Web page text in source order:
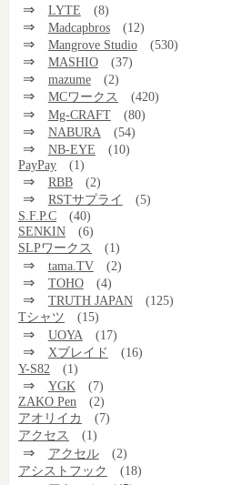
⇒ LYTE (8)
⇒ Madcapbros (12)
⇒ Mangrove Studio (530)
⇒ MASHIO (37)
⇒ mazume (2)
⇒ MCワークス (420)
⇒ Mg-CRAFT (80)
⇒ NABURA (54)
⇒ NB-EYE
(10)
PayPay
(1)
⇒ RBB (2)
⇒ RSTサプライ
(5)
S.F.P.C
(40)
SENKIN
(6)
SLPワークス
(1)
⇒ tama.TV (2)
⇒ TOHO (4)
⇒ TRUTH JAPAN
(125)
Tシャツ
(15)
⇒ UOYA (17)
⇒ Xブレイド
(16)
Y-S82
(1)
⇒ YGK
(7)
ZAKO Pen
(2)
アオリイカ
(7)
アクセス
(1)
⇒ アクセル
(2)
アシストフック
(18)